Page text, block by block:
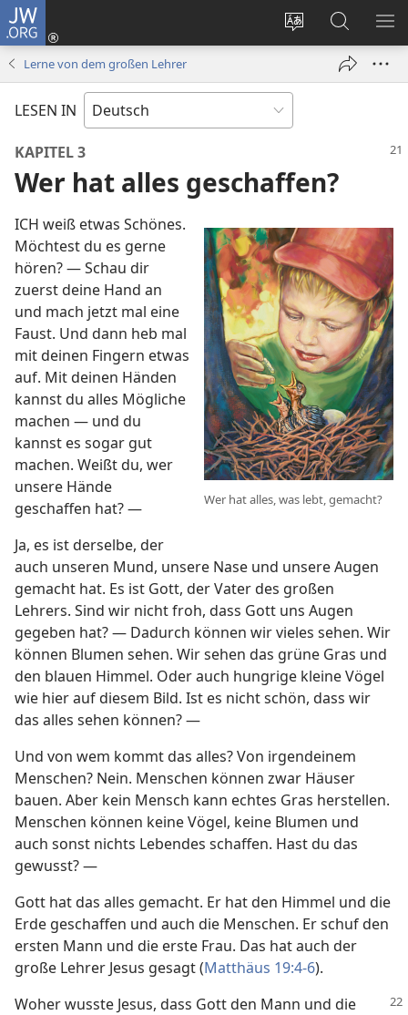
JW.ORG
Websitesprache
ändern
Anmelden
(öffnet
Suche
Lerne von dem großen Lehrer
LESEN IN
KAPITEL 3
Wer hat alles geschaffen?
Wer hat alles, was lebt, gemacht?
ICH weiß etwas Schönes.
Möchtest du es gerne
hören? — Schau dir
zuerst deine Hand an
und mach jetzt mal eine
Faust. Und dann heb mal
mit deinen Fingern etwas
auf. Mit deinen Händen
kannst du alles Mögliche
machen — und du
kannst es sogar gut
machen. Weißt du, wer
unsere Hände
geschaffen hat? —
Ja, es ist derselbe, der
auch unseren Mund, unsere Nase und unsere Augen
gemacht hat. Es ist Gott, der Vater des großen
Lehrers. Sind wir nicht froh, dass Gott uns Augen
gegeben hat? — Dadurch können wir vieles sehen. Wir
können Blumen sehen. Wir sehen das grüne Gras und
den blauen Himmel. Oder auch hungrige kleine Vögel
wie hier auf diesem Bild. Ist es nicht schön, dass wir
das alles sehen können? —
Und von wem kommt das alles? Von irgendeinem
Menschen? Nein. Menschen können zwar Häuser
bauen. Aber kein Mensch kann echtes Gras herstellen.
Menschen können keine Vögel, keine Blumen und
auch sonst nichts Lebendes schaffen. Hast du das
gewusst? —
Gott hat das alles gemacht. Er hat den Himmel und die
Erde geschaffen und auch die Menschen. Er schuf den
ersten Mann und die erste Frau. Das hat auch der
große Lehrer Jesus gesagt (Matthäus 19:4-6).
Woher wusste Jesus, dass Gott den Mann und die